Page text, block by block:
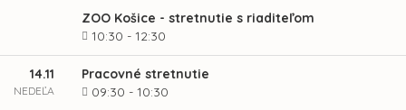
ZOO Košice - stretnutie s riaditeľom
10:30 - 12:30
14.11
NEDEĽA
Pracovné stretnutie
09:30 - 10:30